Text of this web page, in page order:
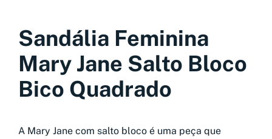
Sandália Feminina
Mary Jane Salto Bloco
Bico Quadrado
A Mary Jane com salto bloco é uma peça que